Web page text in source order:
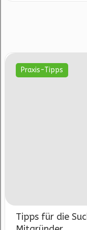
Praxis-Tipps
Tipps für die